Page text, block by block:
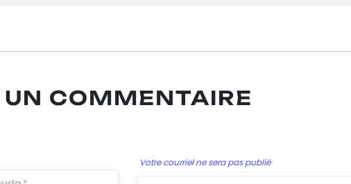
COMMENTAIRE
Votre courriel ne sera pas publié